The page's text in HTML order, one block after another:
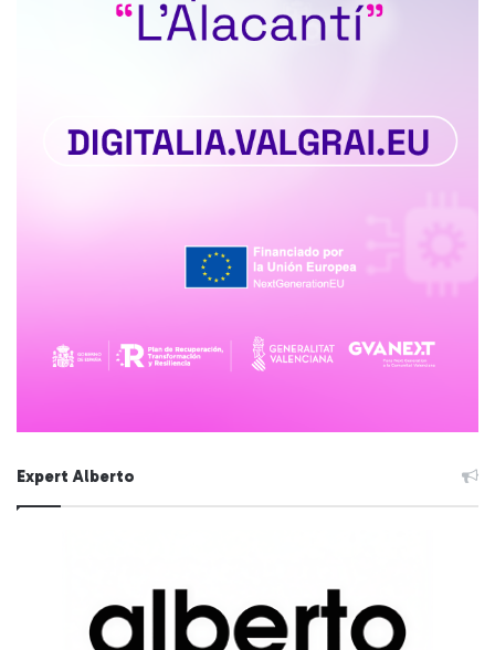
Expert Alberto